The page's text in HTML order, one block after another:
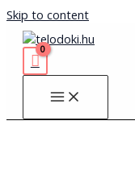
Skip to content